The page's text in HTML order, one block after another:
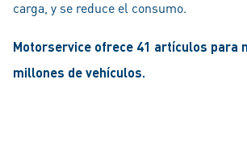
carga, y se reduce el consumo.
Motorservice ofrece 41 artículos para
millones de vehículos.